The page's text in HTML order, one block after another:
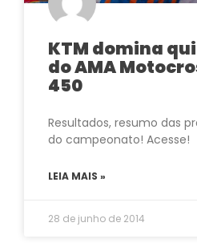
KTM domina
do AMA
450
Resultados, resumo das
do campeonato! Acesse!
LEIA MAIS »
28 de junho de 2014